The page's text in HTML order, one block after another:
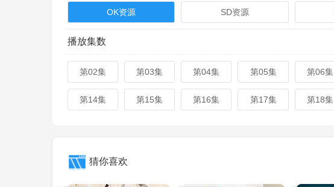
OK资源 SD资源
播放集数
第02集 第03集 第04集 第05集 第06集
第14集 第15集 第16集 第17集 第18集
猜你喜欢